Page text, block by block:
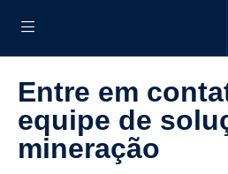
Entre em contato com a
equipe de
mineração